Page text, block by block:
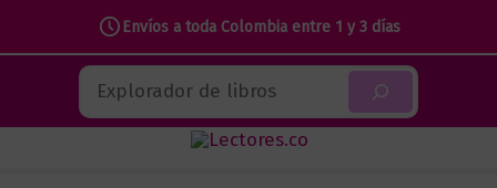
Envíos a toda Colombia entre 1 y 3 días
contenido
Buscar